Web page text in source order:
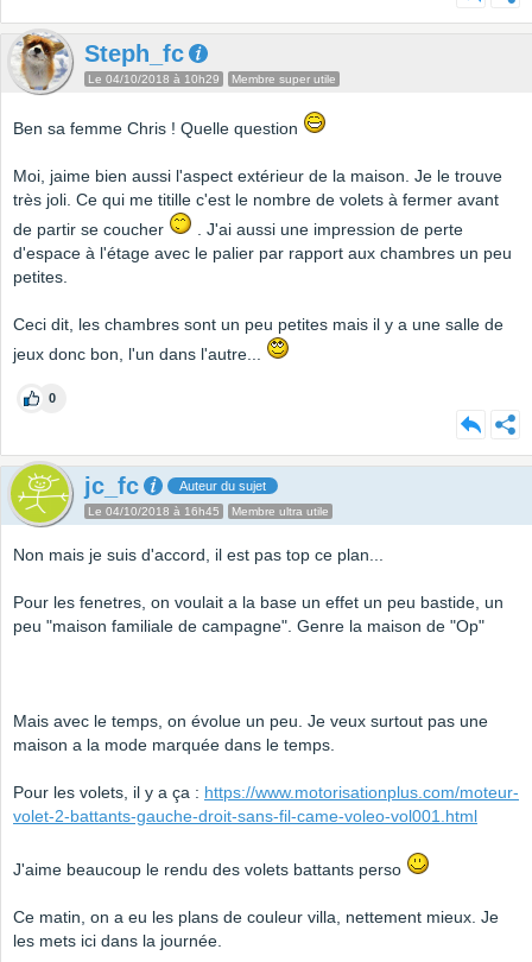
Steph_fc
Le 04/10/2018 à 10h29 Membre super utile
Ben sa femme Chris ! Quelle question
Moi, jaime bien aussi l'aspect extérieur de la maison. Je le trouve
très joli. Ce qui me titille c'est le nombre de volets à fermer avant
de partir se coucher
. J'ai aussi une impression de perte
d'espace à l'étage avec le palier par rapport aux chambres un peu
petites.
Ceci dit, les chambres sont un peu petites mais il y a une salle de
jeux donc bon, l'un dans l'autre...
0
jc_fc Auteur du sujet
Le 04/10/2018 à 16h45 Membre ultra utile
Non mais je suis d'accord, il est pas top ce plan...
Pour les fenetres, on voulait a la base un effet un peu bastide, un
peu "maison familiale de campagne". Genre la maison de "Op"
Mais avec le temps, on évolue un peu. Je veux surtout pas une
maison a la mode marquée dans le temps.
Pour les volets, il y a ça : https://www.motorisationplus.com/moteur-
volet-2-battants-gauche-droit-sans-fil-came-voleo-vol001.html
J'aime beaucoup le rendu des volets battants perso
Ce matin, on a eu les plans de couleur villa, nettement mieux. Je
les mets ici dans la journée.